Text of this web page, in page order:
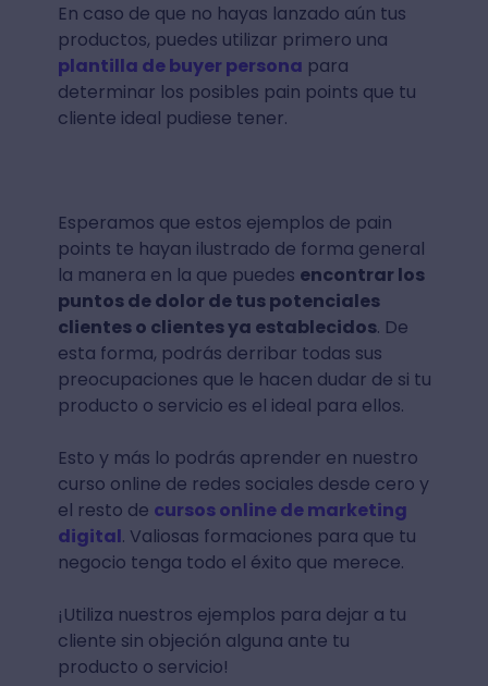
En caso de que no hayas lanzado aún tus
productos, puedes utilizar primero una
plantilla de buyer persona para
determinar los posibles pain points que tu
cliente ideal pudiese tener.
Esperamos que estos ejemplos de pain
points te hayan ilustrado de forma general
la manera en la que puedes encontrar los
puntos de dolor de tus potenciales
clientes o clientes ya establecidos. De
esta forma, podrás derribar todas sus
preocupaciones que le hacen dudar de si tu
producto o servicio es el ideal para ellos.
Esto y más lo podrás aprender en nuestro
curso online de redes sociales desde cero y
el resto de cursos online de marketing
digital. Valiosas formaciones para que tu
negocio tenga todo el éxito que merece.
¡Utiliza nuestros ejemplos para dejar a tu
cliente sin objeción alguna ante tu
producto o servicio!